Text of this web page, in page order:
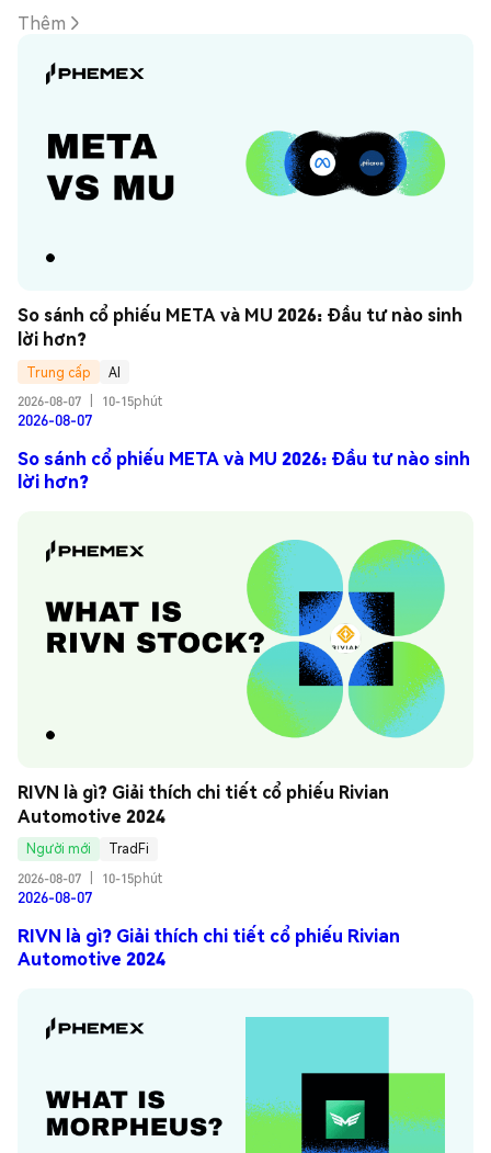
Thêm
So sánh cổ phiếu META và MU 2026: Đầu tư nào sinh
lời hơn?
Trung cấp
AI
2026-08-07
10-15phút
2026-08-07
So sánh cổ phiếu META và MU 2026: Đầu tư nào sinh
lời hơn?
RIVN là gì? Giải thích chi tiết cổ phiếu Rivian
Automotive 2024
Người mới
TradFi
2026-08-07
10-15phút
2026-08-07
RIVN là gì? Giải thích chi tiết cổ phiếu Rivian
Automotive 2024